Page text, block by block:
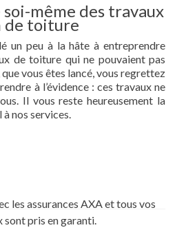
même des travaux
de toiture
un peu à la hâte à entreprendre
de toiture qui ne pouvaient pas
vous êtes lancé, vous regrettez
à l’évidence : ces travaux ne
Il vous reste heureusement la
nos services.
les assurances AXA et tous vos
sont pris en garanti.